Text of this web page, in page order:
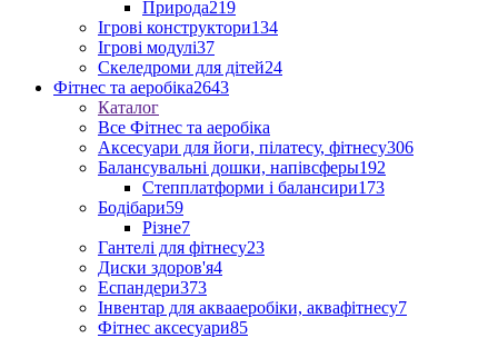
Природа219
Ігрові конструктори134
Ігрові модулі37
Скеледроми для дітей24
Фітнес та аеробіка2643
Каталог
Все Фітнес та аеробіка
Аксесуари для йоги, пілатесу, фітнесу306
Балансувальні дошки, напівсферы192
Степплатформи і балансири173
Бодібари59
Різне7
Гантелі для фітнесу23
Диски здоров'я4
Еспандери373
Інвентар для аквааеробіки, аквафітнесу7
Фітнес аксесуари85